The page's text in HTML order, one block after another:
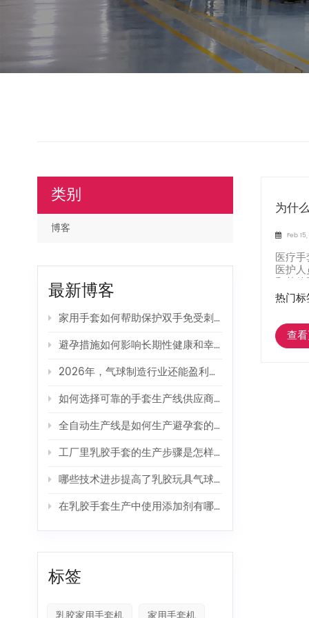
为什
Feb
医疗
医护
和其
热门
查
类别
博客
最新博客
家用手套如何帮助保护双手免受刺激性清洁剂的伤害？
避孕措施如何影响长期性健康和幸福感？
2026年，气球制造行业还能盈利吗？
如何选择可靠的手套生产线供应商？
全自动生产线是如何生产避孕套的？
工厂里乳胶手套的生产步骤是怎样的？
哪些技术进步提高了乳胶玩具气球的生产效率？
在乳胶手套生产中使用添加剂有哪些好处？
标签